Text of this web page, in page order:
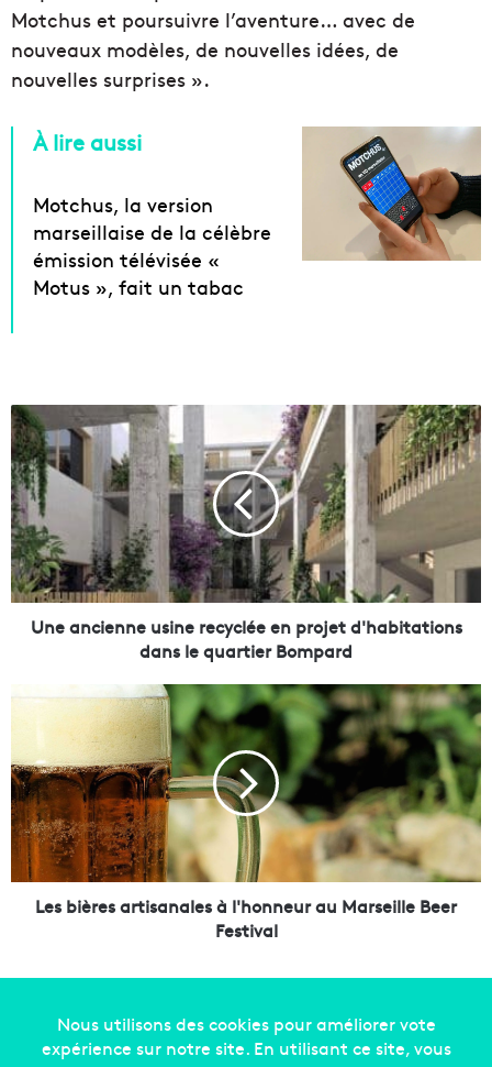
Motchus et poursuivre l’aventure… avec de
nouveaux modèles, de nouvelles idées, de
nouvelles surprises ».
À lire aussi
Motchus, la version
marseillaise de la célèbre
émission télévisée «
Motus », fait un tabac
U
n
e
a
n
c
i
e
n
s
e
r
e
c
y
c
Une ancienne usine recyclée en projet d'habitations
dans le quartier Bompard
L
b
i
è
r
e
s
i
Les bières artisanales à l'honneur au Marseille Beer
Festival